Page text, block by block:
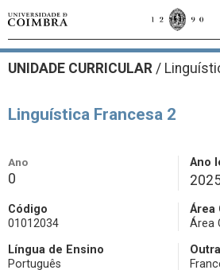
UNIDADE CURRICULAR /
Linguística Francesa 2
Ano
0
Ano
Código
01012034
Área
Área
Língua de Ensino
Português